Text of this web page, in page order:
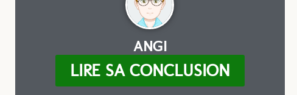
ANGI
LIRE SA CONCLUSION